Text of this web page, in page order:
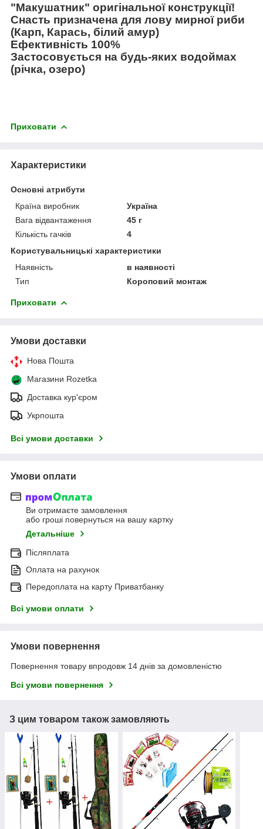
"Макушатник" оригінальної конструкції!
Снасть призначена для лову мирної риби
(Карп, Карась, білий амур)
Ефективність 100%
Застосовується на будь-яких водоймах
(річка, озеро)
Приховати
Характеристики
Основні атрибути
Країна виробник
Україна
Вага відвантаження
45 г
Кількість гачків
4
Користувальницькі характеристики
Наявність
в наявності
Тип
Короповий монтаж
Приховати
Умови доставки
Нова Пошта
Магазини Rozetka
Доставка кур'єром
Укрпошта
Всі умови доставки
Умови оплати
Ви отримаєте замовлення
або гроші повернуться на вашу картку
Детальніше
Післяплата
Оплата на рахунок
Передоплата на карту Приватбанку
Всі умови оплати
Умови повернення
Повернення товару впродовж 14 днів за домовленістю
Всі умови повернення
З цим товаром також замовляють